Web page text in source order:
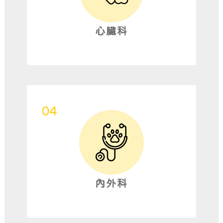
心臟科
內外科